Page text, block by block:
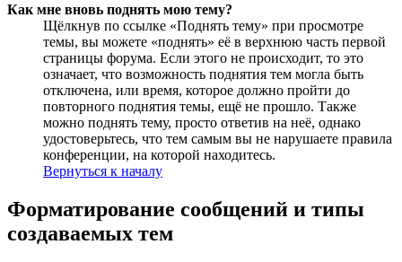
Как мне вновь поднять мою тему?
Щёлкнув по ссылке «Поднять тему» при просмотре
темы, вы можете «поднять» её в верхнюю часть первой
страницы форума. Если этого не происходит, то это
означает, что возможность поднятия тем могла быть
отключена, или время, которое должно пройти до
повторного поднятия темы, ещё не прошло. Также
можно поднять тему, просто ответив на неё, однако
удостоверьтесь, что тем самым вы не нарушаете правила
конференции, на которой находитесь.
Вернуться к началу
Форматирование сообщений и типы
создаваемых тем